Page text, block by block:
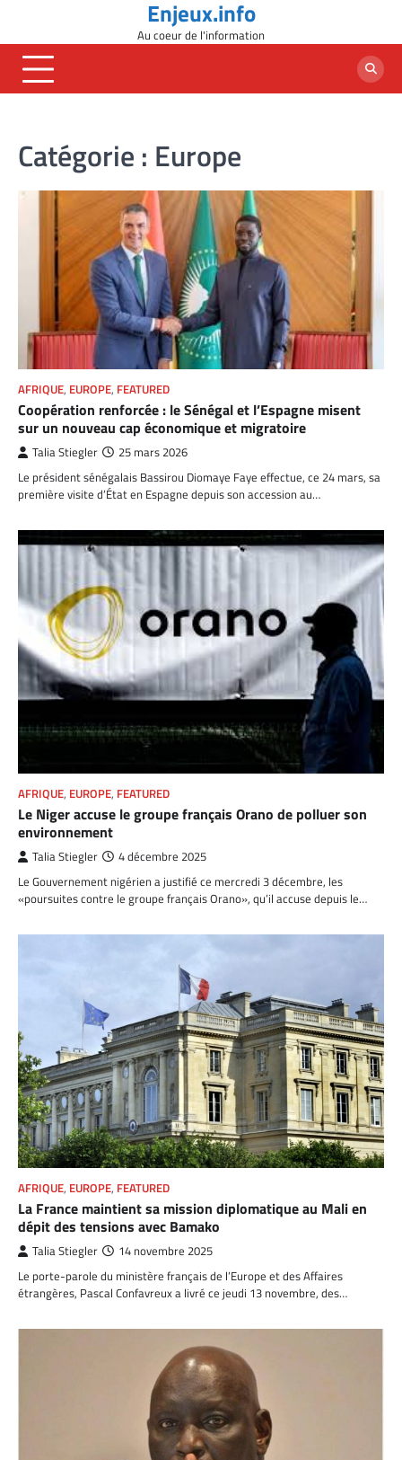
content
Enjeux.info
Au coeur de l'information
Catégorie : Europe
AFRIQUE, EUROPE, FEATURED
Coopération renforcée : le Sénégal et l’Espagne misent
sur un nouveau cap économique et migratoire
Talia Stiegler 25 mars 2026
Le président sénégalais Bassirou Diomaye Faye effectue, ce 24 mars, sa
première visite d’État en Espagne depuis son accession au…
AFRIQUE, EUROPE, FEATURED
Le Niger accuse le groupe français Orano de polluer son
environnement
Talia Stiegler 4 décembre 2025
Le Gouvernement nigérien a justifié ce mercredi 3 décembre, les
«poursuites contre le groupe français Orano», qu’il accuse depuis le…
AFRIQUE, EUROPE, FEATURED
La France maintient sa mission diplomatique au Mali en
dépit des tensions avec Bamako
Talia Stiegler 14 novembre 2025
Le porte-parole du ministère français de l’Europe et des Affaires
étrangères, Pascal Confavreux a livré ce jeudi 13 novembre, des…